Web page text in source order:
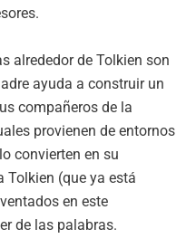
alrededor de Tolkien son
ayuda a construir un
compañeros de la
provienen de entornos
convierten en su
Tolkien (que ya está
en este
de las palabras.